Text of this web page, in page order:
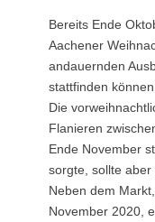
Bereits Ende
Aachener
andauernden
stattfinden können
Die
Flanieren
Ende November
sorgte, sollte aber
Neben dem
November 2020,